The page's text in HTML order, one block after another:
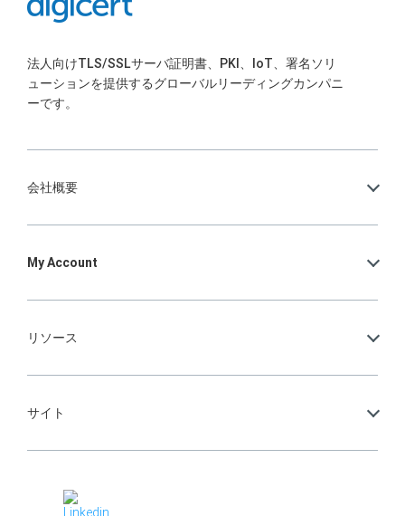
法人向けTLS/SSLサーバ証明書、PKI、IoT、署名ソリ
ューションを提供するグローバルリーディングカンパニ
ーです。
会社概要
My Account
リソース
サイト